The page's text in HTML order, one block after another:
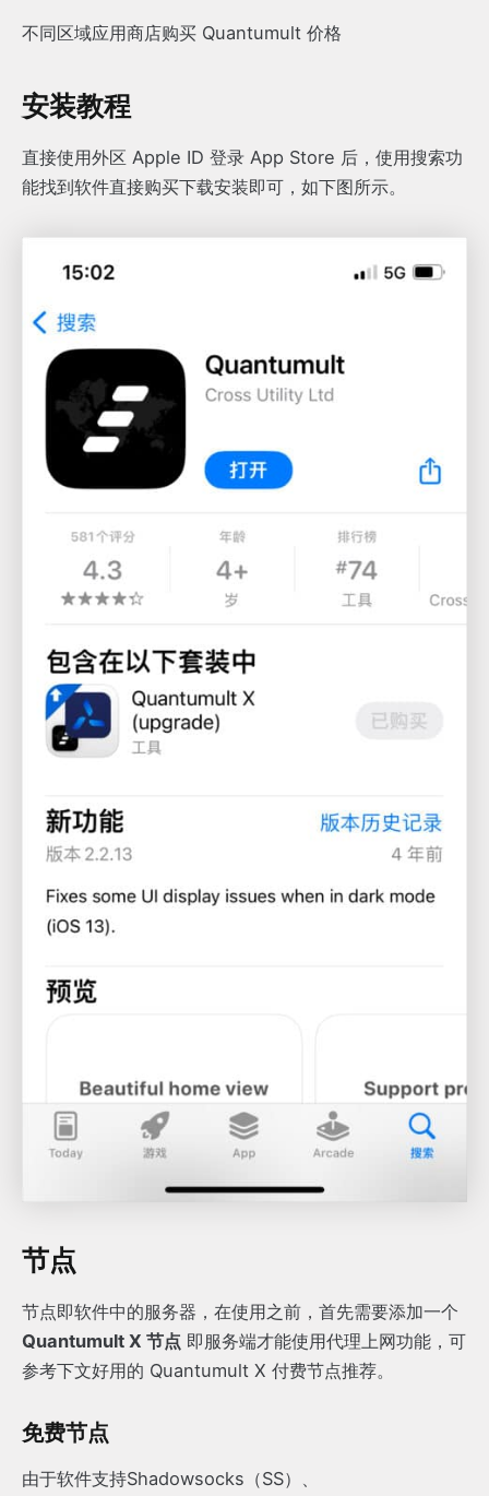
不同区域应用商店购买 Quantumult 价格
安装教程
直接使用外区 Apple ID 登录 App Store 后，使用搜索功
能找到软件直接购买下载安装即可，如下图所示。
节点
节点即软件中的服务器，在使用之前，首先需要添加一个
Quantumult X 节点 即服务端才能使用代理上网功能，可
参考下文好用的 Quantumult X 付费节点推荐。
免费节点
由于软件支持Shadowsocks（SS）、